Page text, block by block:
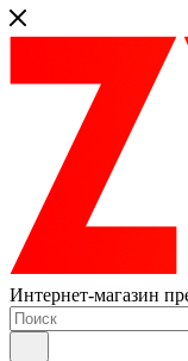
Интернет-магазин